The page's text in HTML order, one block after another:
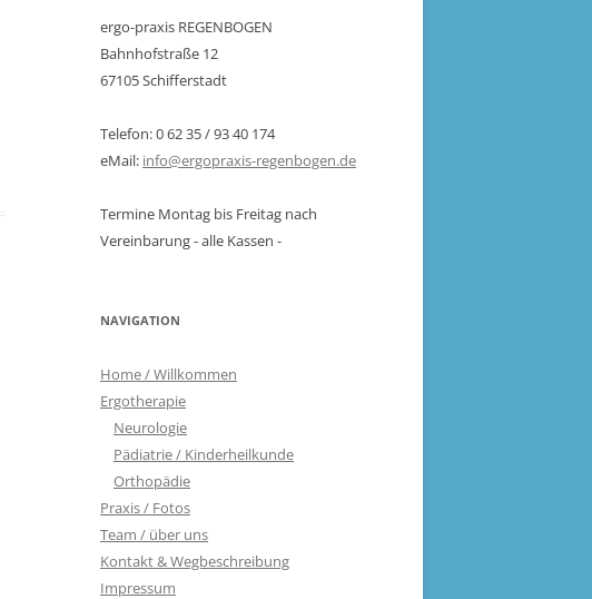
ergo-praxis REGENBOGEN
Bahnhofstraße 12
67105 Schifferstadt
Telefon: 0 62 35 / 93 40 174
eMail: info@ergopraxis-regenbogen.de
Termine Montag bis Freitag nach
Vereinbarung - alle Kassen -
NAVIGATION
Home / Willkommen
Ergotherapie
Neurologie
Pädiatrie / Kinderheilkunde
Orthopädie
Praxis / Fotos
Team / über uns
Kontakt & Wegbeschreibung
Impressum